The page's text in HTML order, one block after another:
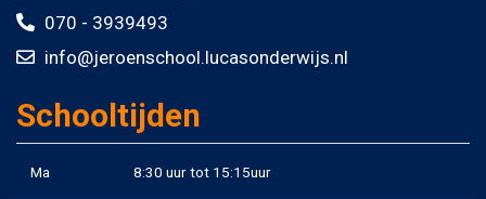
070 - 3939493
info@jeroenschool.lucasonderwijs.nl
Schooltijden
Ma 8:30 uur tot 15:15uur